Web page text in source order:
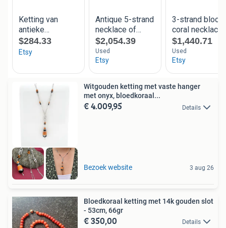
Witgouden ketting met vaste hanger
met onyx, bloedkoraal...
€ 4.009,95 Details
Bezoek website 3 aug 26
Bloedkoraal ketting met 14k gouden slot
- 53cm, 66gr
€ 350,00 Details